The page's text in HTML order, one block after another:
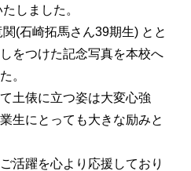
しました。
(石崎拓馬さん39期生) とと
をつけた記念写真を本校へ
。
土俵に立つ姿は大変心強
生にとっても大きな励みと
活躍を心より応援しており